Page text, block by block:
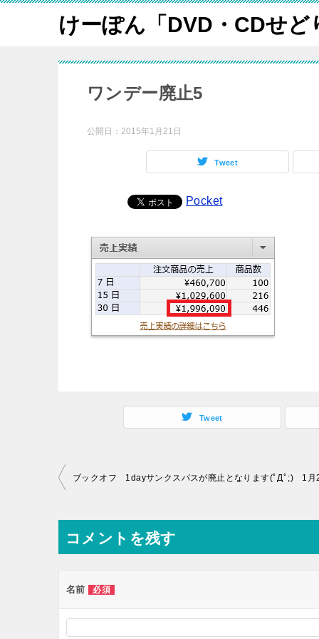
けーぽん「DVD・CDせど
ワンデー廃止5
公開日： 2015年1月21日
Tweet
Pocket
Tweet
投
ナ
ビ
ー
ョ
ブックオフ 1dayサンクスパスが廃止となります(ﾟДﾟ;) 1月
コメントを残す
名前 必須